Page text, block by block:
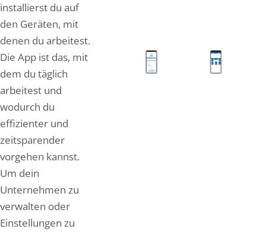
installierst du auf
den Geräten, mit
denen du arbeitest.
Die App ist das, mit
dem du täglich
arbeitest und
wodurch du
effizienter und
zeitsparender
vorgehen kannst.
Um dein
Unternehmen zu
verwalten oder
Einstellungen zu